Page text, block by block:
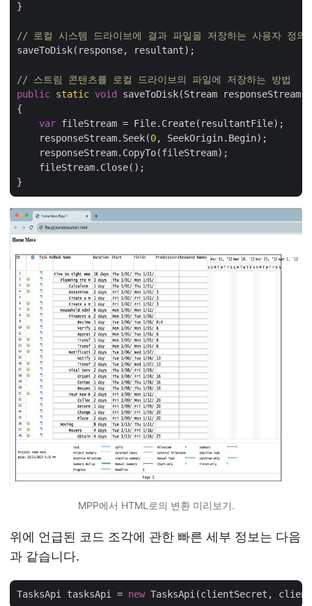
}
// 로컬 시스템 드라이브에 결과 파일을 저장하는 사용자 정의
saveToDisk(response, resultant);
// 스트림 콘텐츠를 로컬 드라이브의 파일에 저장하는 방법
public static void
saveToDisk(Stream responseStream,
{
var fileStream = File.Create(resultantFile);
    responseStream.Seek(
0, SeekOrigin.Begin);
    responseStream.CopyTo(fileStream);
    fileStream.Close();
MPP에서 HTML로의 변환 미리보기.
위에 언급된 코드 조각에 관한 빠른 세부 정보는 다음
과 같습니다.
TasksApi tasksApi = new